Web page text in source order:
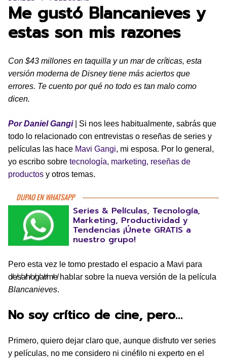
Me gustó Blancanieves y
estas son mis razones
Con $43 millones en taquilla y un mar de críticas, esta
versión moderna de Disney tiene más aciertos que
errores. Te cuento por qué no todo es tan malo como
dicen.
Por Daniel Gangi| Si nos lees habitualmente, sabrás que
todo lo relacionado con entrevistas o reseñas de series y
películas las hace Mavi Gangi, mi esposa. Por lo general,
yo escribo sobre tecnología, marketing, reseñas de
productos y otros temas.
DUPAO EN WHATSAPP
Series & Películas, Tecnología,
Marketing, Productividad y
Tendencias ¡Únete GRATIS a
nuestro grupo!
Pero esta vez le tomo prestado el espacio a Mavi para
d̸e̸s̸a̸h̸o̸g̸a̸r̸m̸e̸ hablar sobre la nueva versión de la película
Blancanieves.
No soy crítico de cine, pero…
Primero, quiero dejar claro que, aunque disfruto ver series
y películas, no me considero ni cinéfilo ni experto en el